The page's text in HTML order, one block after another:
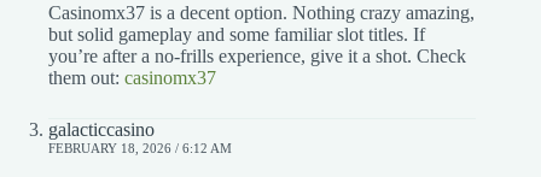
Casinomx37 is a decent option. Nothing crazy amazing,
but solid gameplay and some familiar slot titles. If
you’re after a no-frills experience, give it a shot. Check
them out: casinomx37
galacticcasino
FEBRUARY 18, 2026 / 6:12 AM